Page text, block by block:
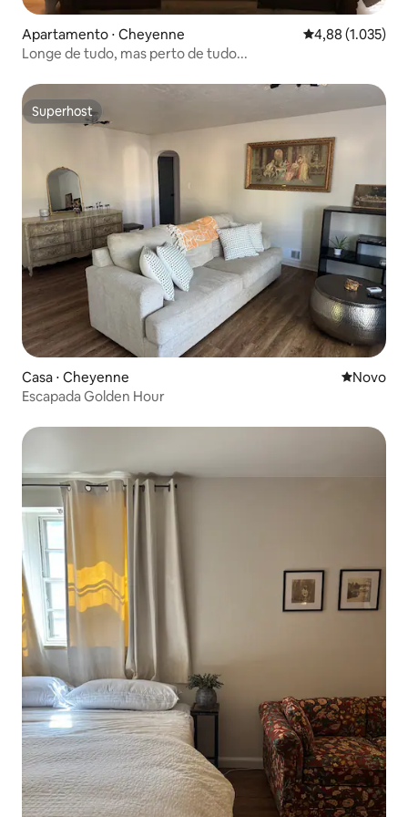
Apartamento ⋅ Cheyenne 4,88 de uma
4,88 (1.035)
Longe de tudo, mas perto de tudo...
Superhost
Superhost
Casa ⋅ Cheyenne Novo
Novo
Escapada Golden Hour